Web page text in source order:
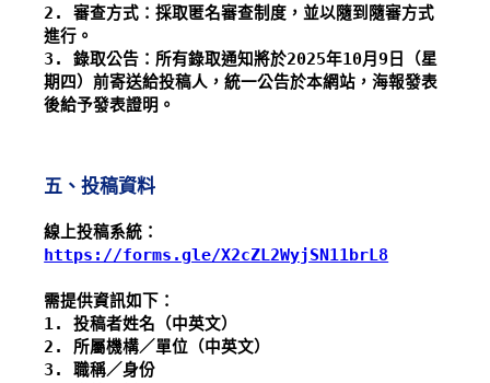
2. 審查方式：採取匿名審查制度，並以隨到隨審方式
進行。
3. 錄取公告：所有錄取通知將於2025年10月9日（星
期四）前寄送給投稿人，統一公告於本網站，海報發表
後給予發表證明。
五、投稿資料
線上投稿系統：
https://forms.gle/X2cZL2WyjSN11brL8
需提供資訊如下：
1. 投稿者姓名（中英文）
2. 所屬機構／單位（中英文）
3. 職稱／身份